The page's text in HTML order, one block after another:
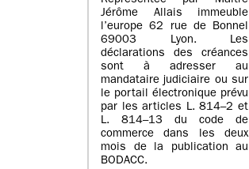
Jérôme Allais immeuble
l’europe 62 rue de Bonnel
69003 Lyon. Les
déclarations des créances
sont à adresser au
mandataire judiciaire ou sur
le portail électronique prévu
par les articles L. 814–2 et
L. 814–13 du code de
commerce dans les deux
mois de la publication au
BODACC.